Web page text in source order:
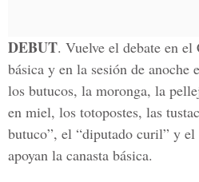
DEBUT. Vuelve el debate en el
básica y en la sesión de anoche
los butucos, la moronga, la
en miel, los totopostes, las
butuco”, el “diputado curil” y el
apoyan la canasta básica.